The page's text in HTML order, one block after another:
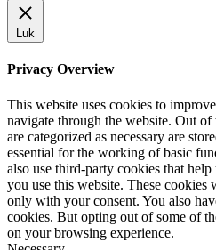
Luk
Privacy Overview
This website uses cookies to
navigate through the website. Out of
are categorized as necessary are
essential for the working of basic
also use third-party cookies that
you use this website. These
only with your consent. You also
cookies. But opting out of some of
on your browsing experience.